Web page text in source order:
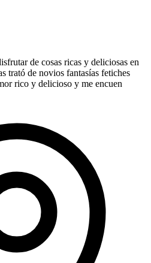
de cosas ricas y deliciosas en
trató de novios fantasías fetiches
rico y delicioso y me encuen